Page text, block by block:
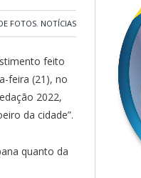
FOTOS, NOTÍCIAS
feito
feira (21), no
2022,
da cidade”.
quanto da